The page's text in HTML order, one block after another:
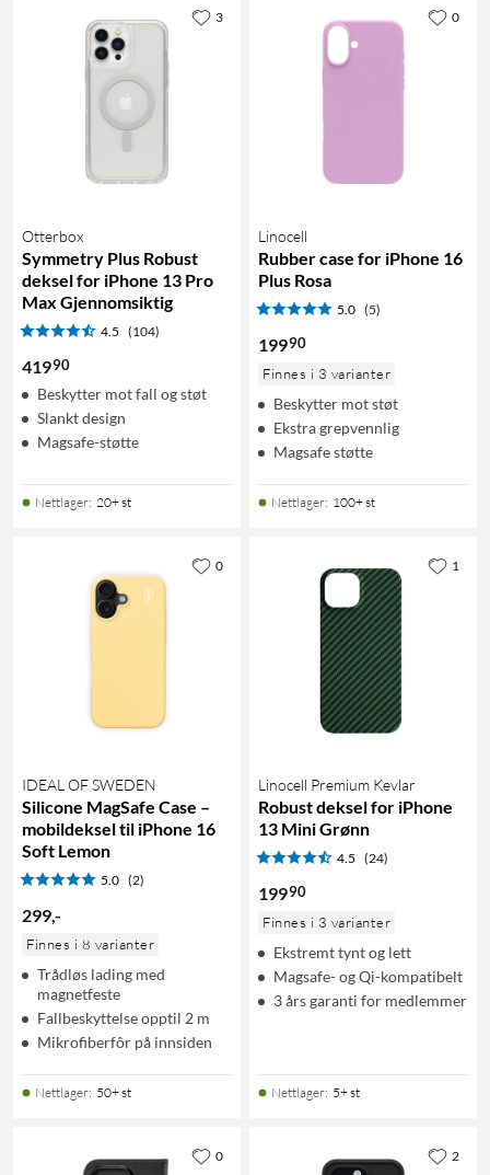
Otterbox
Symmetry Plus Robust
deksel for iPhone 13 Pro
Max Gjennomsiktig
4.5 (104)
41990
Beskytter mot fall og støt
Slankt design
Magsafe-støtte
Nettlager: 20+ st
3
Linocell
Rubber case for iPhone 16
Plus Rosa
5.0 (5)
19990
Finnes i 3 varianter
Beskytter mot støt
Ekstra grepvennlig
Magsafe støtte
Nettlager: 100+ st
0
IDEAL OF SWEDEN
Silicone MagSafe Case –
mobildeksel til iPhone 16
Soft Lemon
5.0 (2)
299,-
Finnes i 8 varianter
Trådløs lading med
magnetfeste
Fallbeskyttelse opptil 2 m
Mikrofiberfôr på innsiden
Nettlager: 50+ st
0
Linocell Premium Kevlar
Robust deksel for iPhone
13 Mini Grønn
4.5 (24)
19990
Finnes i 3 varianter
Ekstremt tynt og lett
Magsafe- og Qi-kompatibelt
3 års garanti for medlemmer
Nettlager: 5+ st
1
0 2